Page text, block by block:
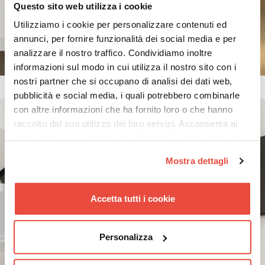
Questo sito web utilizza i cookie
Utilizziamo i cookie per personalizzare contenuti ed
annunci, per fornire funzionalità dei social media e per
analizzare il nostro traffico. Condividiamo inoltre
informazioni sul modo in cui utilizza il nostro sito con i
nostri partner che si occupano di analisi dei dati web,
pubblicità e social media, i quali potrebbero combinarle
con altre informazioni che ha fornito loro o che hanno
raccolto dal suo utilizzo dei loro servizi. Acconsenta ai
Mostra dettagli
Accetta tutti i cookie
Personalizza
MI...
Sabato 24 Febbraio 2024
Scale a giorno e rivestimenti
Scale Per Interni
elemento pratico della tua casa, ma
anche un'opportunità per esprimere il
tuo stile e aggiungere un tocco disti...